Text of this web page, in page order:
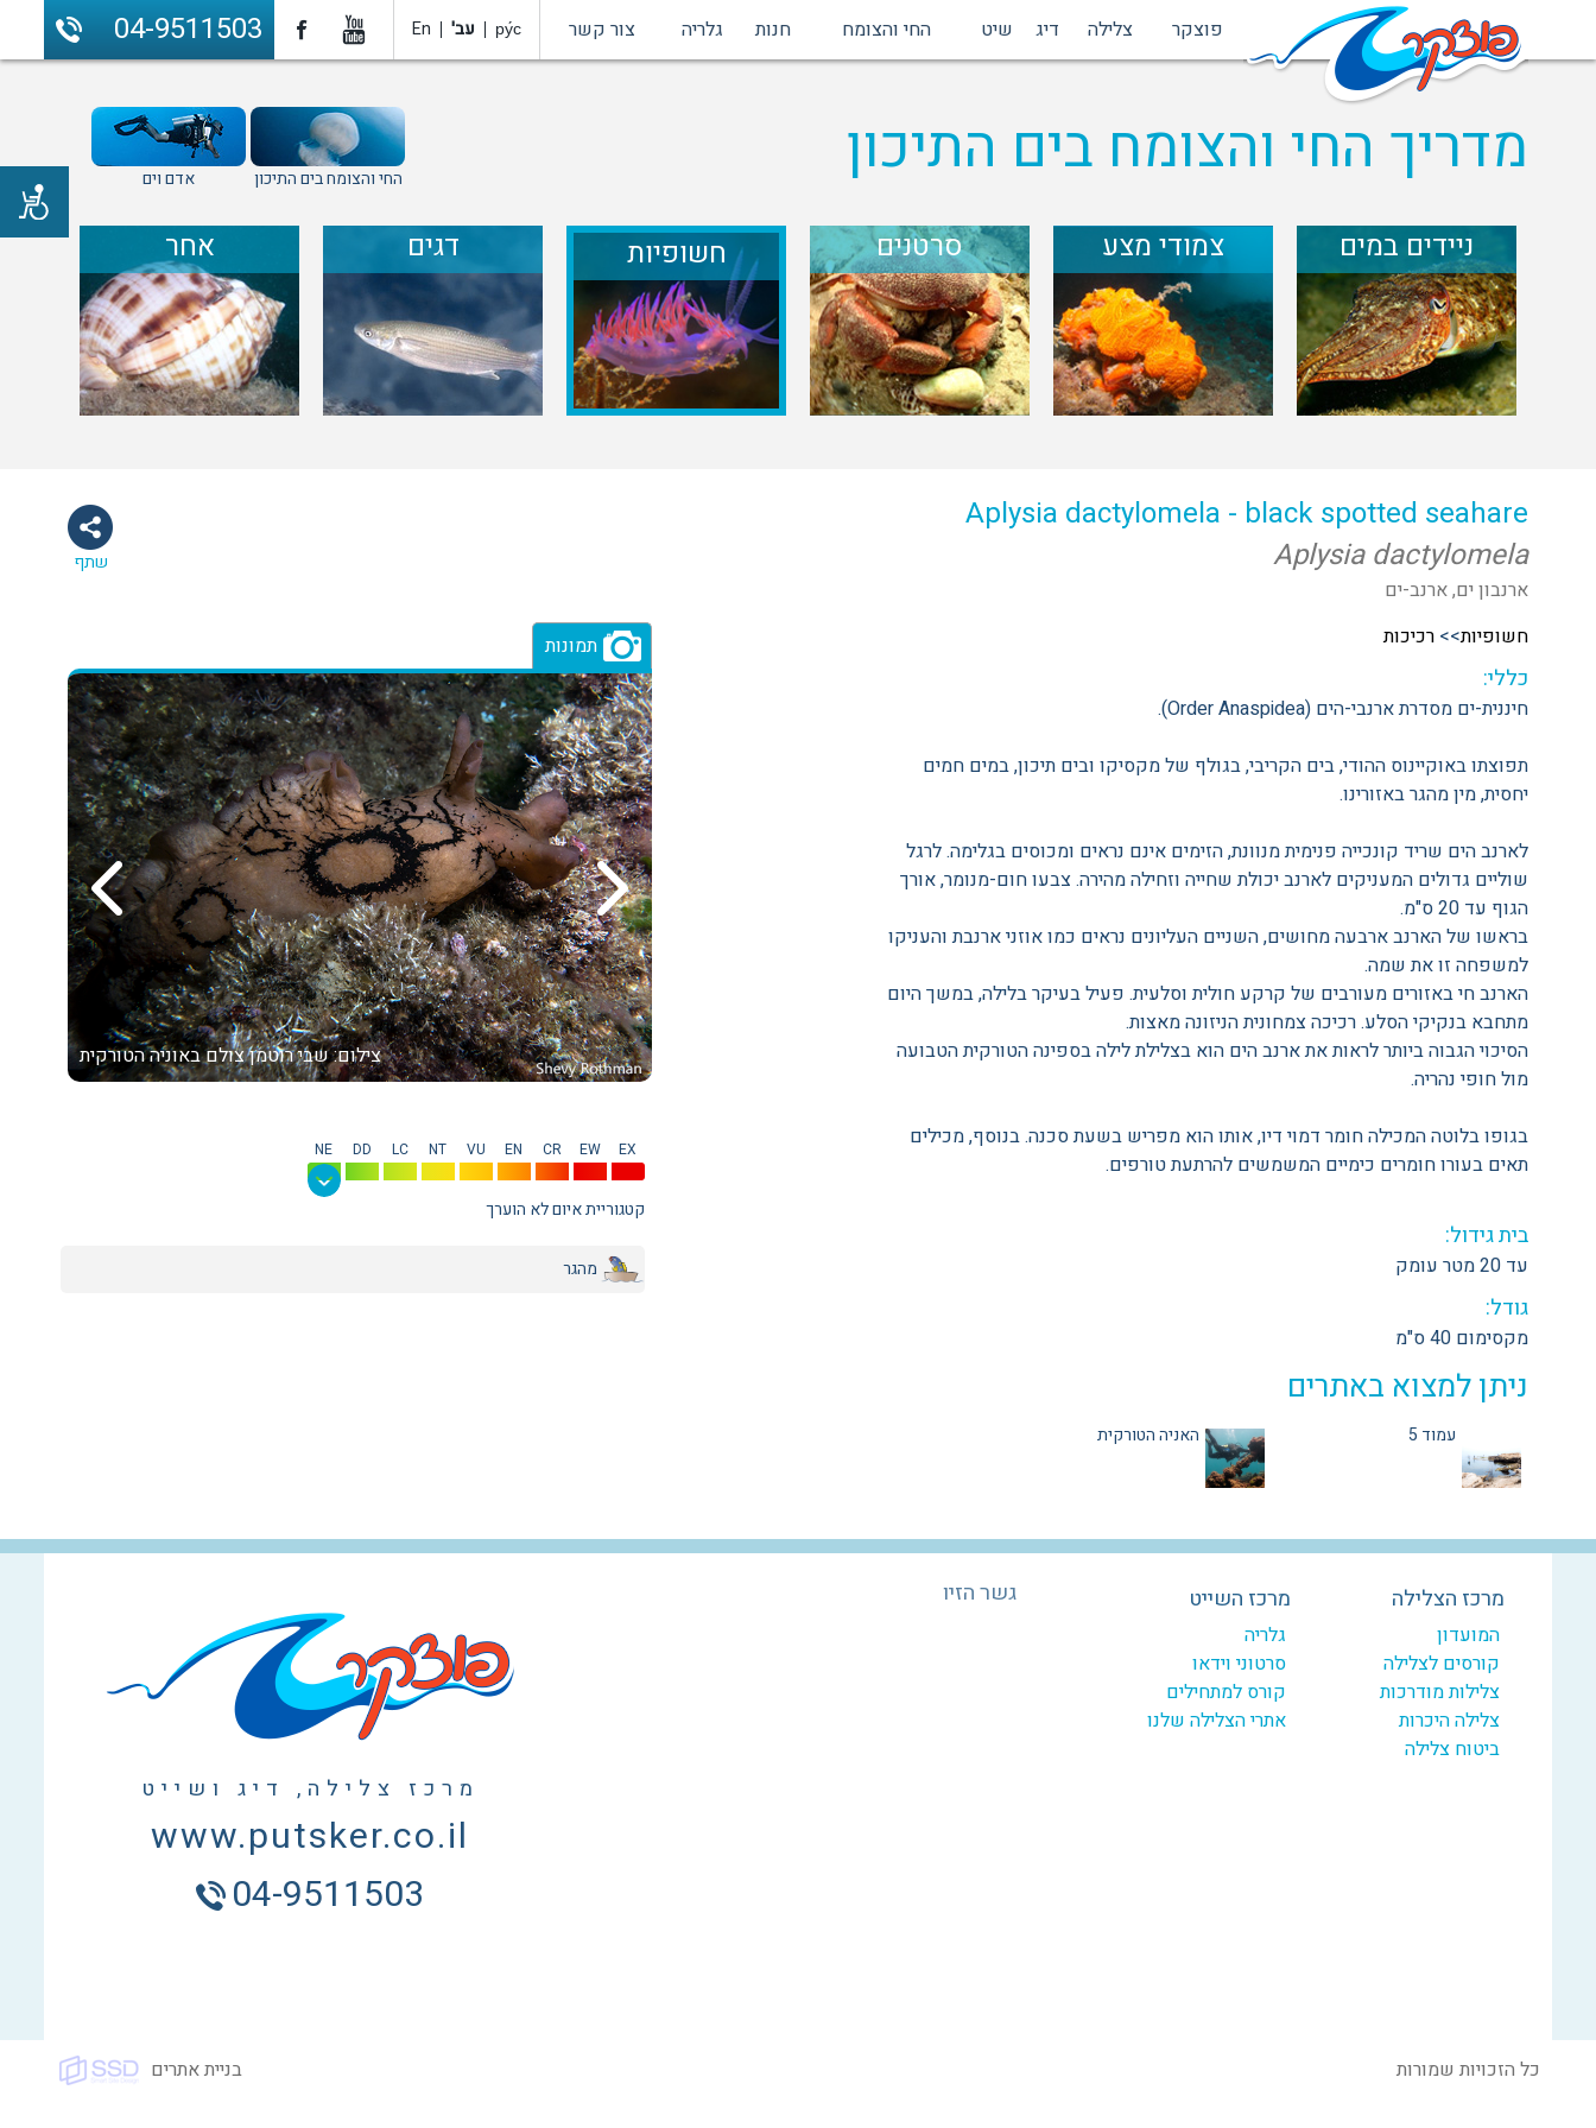
פוצקר צלילה דיג שיט החי והצומח חנות גלריה צור קשר ру́с עב' En
04-9511503
מדריך החי והצומח בים התיכון החי והצומח בים התיכון אדם וים
ניידים במים צמודי מצע סרטנים חשופיות דגים אחר
שתף
Aplysia dactylomela - black spotted seahare
Aplysia dactylomela
ארנבון ים, ארנב-ים
תמונות
צילום: שבי רוטמןצולם באוניה הטורקית צילום: יגאל שטסל צילום: שבי רוטמןצולם באוניה הטורקית
חשופיות>> רכיכות
כללי:
חיננית-ים מסדרת ארנבי-הים (Order Anaspidea).
תפוצתו באוקיינוס ההודי, בים הקריבי, בגולף של מקסיקו ובים תיכון, במים חמים
יחסית, מין מהגר באזורינו.
לארנב הים שריד קונכייה פנימית מנוונת, הזימים אינם נראים ומכוסים בגלימה. לרגל
שוליים גדולים המעניקים לארנב יכולת שחייה וזחילה מהירה. צבעו חום-מנומר, אורך
הגוף עד 20 ס"מ.
בראשו של הארנב ארבעה מחושים, השניים העליונים נראים כמו אוזני ארנבת והעניקו
למשפחה זו את שמה.
הארנב חי באזורים מעורבים של קרקע חולית וסלעית. פעיל בעיקר בלילה, במשך היום
מתחבא בנקיקי הסלע. רכיכה צמחונית הניזונה מאצות.
הסיכוי הגבוה ביותר לראות את ארנב הים הוא בצלילת לילה בספינה הטורקית הטבועה
מול חופי נהריה.
בגופו בלוטה המכילה חומר דמוי דיו, אותו הוא מפריש בשעת סכנה. בנוסף, מכילים
תאים בעורו חומרים כימיים המשמשים להרתעת טורפים.
בית גידול:
עד 20 מטר עומק
גודל:
מקסימום 40 ס"מ
ניתן למצוא באתרים
עמוד 5 האניה הטורקית
EX
EW
CR
EN
VU
NT
LC
DD
NE
קטגוריית איום לא הוערך
מהגר
מרכז הצלילה
המועדון
קורסים לצלילה
צלילות מודרכות
צלילה היכרות
ביטוח צלילה
מרכז השייט
גלריה
סרטוני וידאו
קורס למתחילים
אתרי הצלילה שלנו
גשר הזיו
מרכז צלילה, דיג ושייט
www.putsker.co.il
04-9511503
כל הזכויות שמורות בניית אתרים